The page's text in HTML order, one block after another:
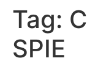
Tag:
SPIE